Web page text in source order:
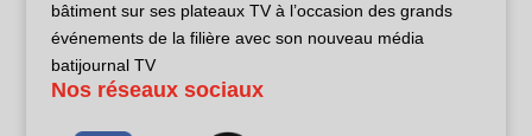
bâtiment sur ses plateaux TV à l’occasion des grands
événements de la filière avec son nouveau média
batijournal TV
Nos réseaux sociaux